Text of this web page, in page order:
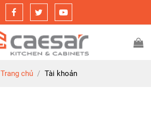
Trang chủ / Tài khoản